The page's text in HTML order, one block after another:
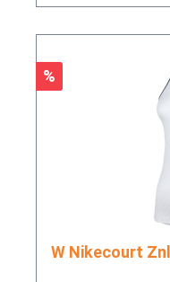
Rabatt
%
W